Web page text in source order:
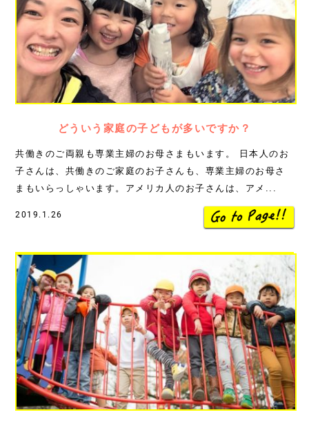
どういう家庭の子どもが多いですか？
共働きのご両親も専業主婦のお母さまもいます。 日本人のお
子さんは、共働きのご家庭のお子さんも、専業主婦のお母さ
まもいらっしゃいます。アメリカ人のお子さんは、アメ...
2019.1.26